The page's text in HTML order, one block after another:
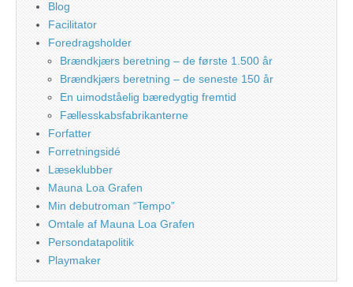
Blog
Facilitator
Foredragsholder
Brændkjærs beretning – de første 1.500 år
Brændkjærs beretning – de seneste 150 år
En uimodståelig bæredygtig fremtid
Fællesskabsfabrikanterne
Forfatter
Forretningsidé
Læseklubber
Mauna Loa Grafen
Min debutroman “Tempo”
Omtale af Mauna Loa Grafen
Persondatapolitik
Playmaker